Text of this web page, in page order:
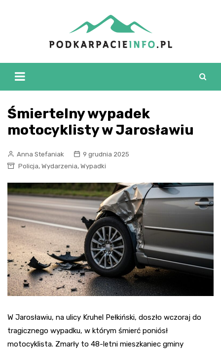
Śmiertelny wypadek
motocyklisty w Jarosławiu
Anna Stefaniak
9 grudnia 2025
Policja, Wydarzenia, Wypadki
W Jarosławiu, na ulicy Kruhel Pełkiński, doszło wczoraj do
tragicznego wypadku, w którym śmierć poniósł
motocyklista. Zmarły to 48-letni mieszkaniec gminy